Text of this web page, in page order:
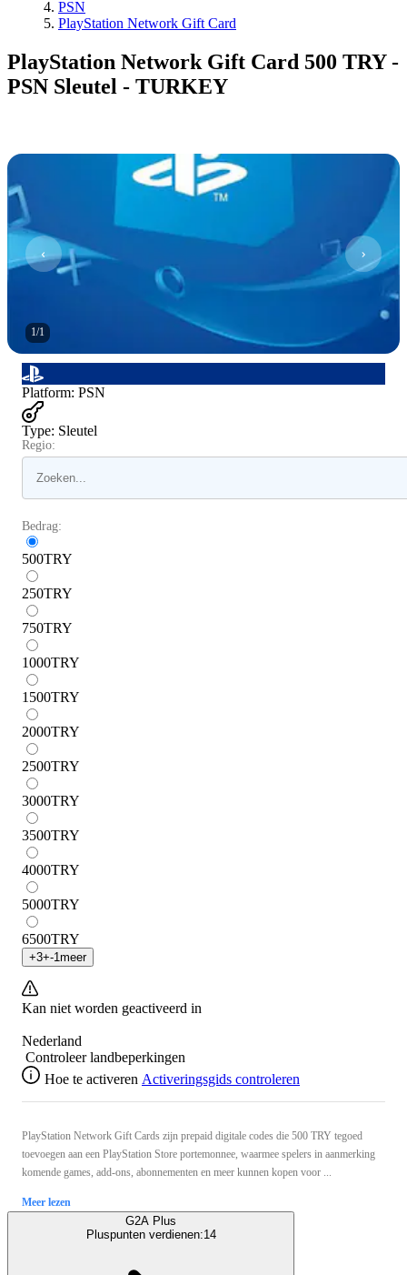
PSN
PlayStation Network Gift Card
PlayStation Network Gift Card 500 TRY -
PSN Sleutel - TURKEY
1/1
Platform: PSN
Type: Sleutel
Regio:
Bedrag:
500TRY
250TRY
750TRY
1000TRY
1500TRY
2000TRY
2500TRY
3000TRY
3500TRY
4000TRY
5000TRY
6500TRY
+3+-1 meer
Kan niet worden geactiveerd in
Nederland
Controleer landbeperkingen
Hoe te activeren Activeringsgids controleren
PlayStation Network Gift Cards zijn prepaid digitale codes die 500 TRY tegoed
toevoegen aan een PlayStation Store portemonnee, waarmee spelers in aanmerking
komende games, add-ons, abonnementen en meer kunnen kopen voor ...
Meer lezen
G2A Plus
Pluspunten verdienen:14